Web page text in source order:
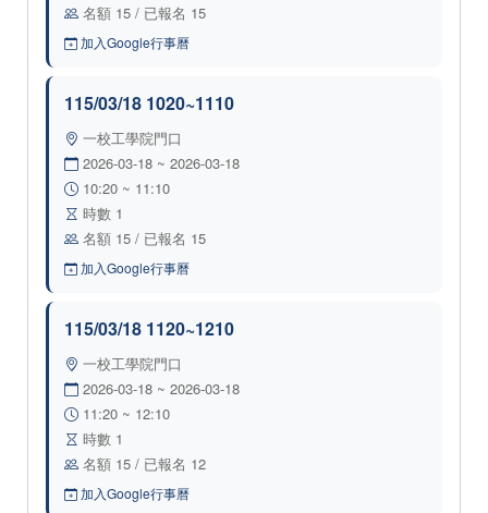
名額 15 / 已報名 15
加入Google行事曆
115/03/18 1020~1110
一校工學院門口
2026-03-18 ~ 2026-03-18
10:20 ~ 11:10
時數 1
名額 15 / 已報名 15
加入Google行事曆
115/03/18 1120~1210
一校工學院門口
2026-03-18 ~ 2026-03-18
11:20 ~ 12:10
時數 1
名額 15 / 已報名 12
加入Google行事曆